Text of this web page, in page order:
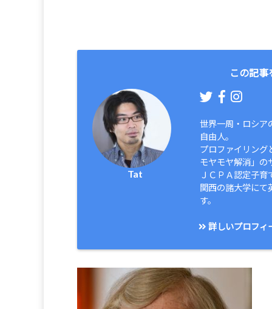
この記
Tat
世界一周・ロシア
自由人。
プロファイリング
モヤモヤ解消」の
ＪＣＰＡ認定子
関西の諸大学にて
す。
詳しいプロフィ